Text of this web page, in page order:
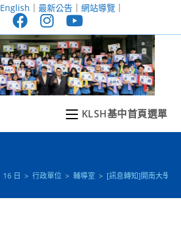
English ｜ 最新公告｜ 網站導覽｜
KLSH基中首頁選單
16 日 > 行政單位 > 輔導室 > [訊息轉知]開南大學法